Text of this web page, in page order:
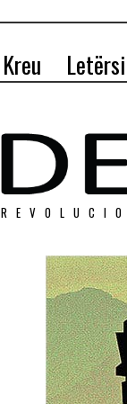
Kreu Letërsi